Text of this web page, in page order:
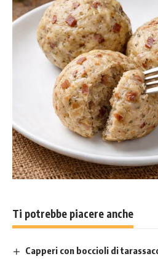
Ti potrebbe piacere anche
Capperi con boccioli di